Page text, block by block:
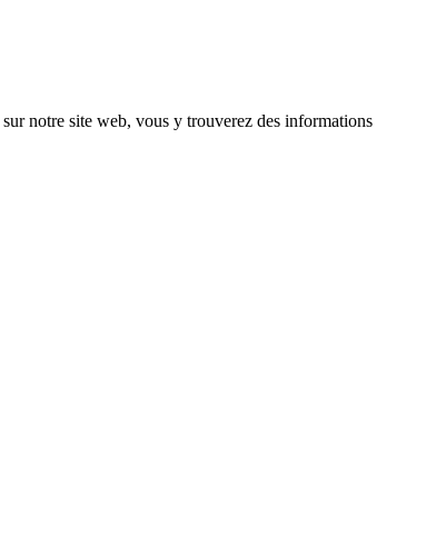
sur notre site web, vous y trouverez des informations